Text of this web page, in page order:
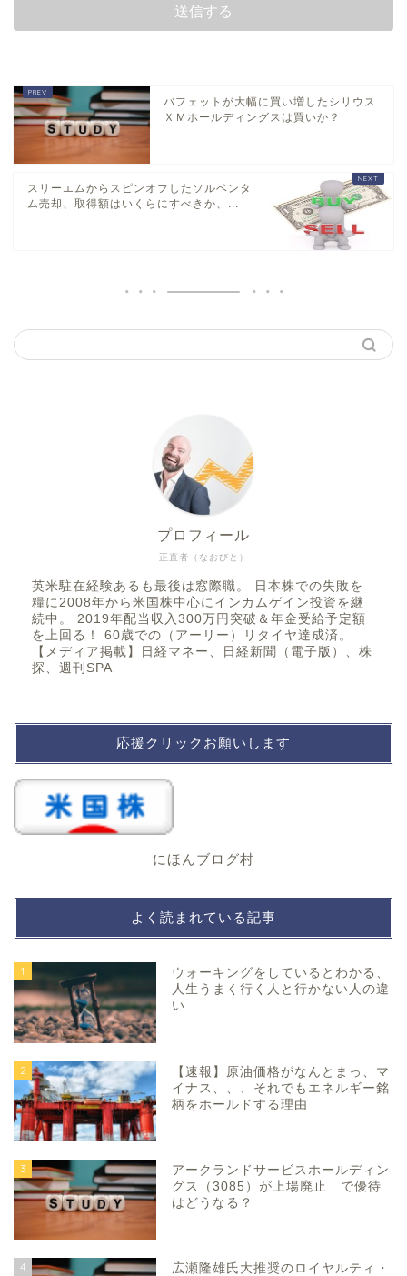
バフェットが大幅に買い増したシリウス
ＸＭホールディングスは買いか？
スリーエムからスピンオフしたソルベンタ
ム売却、取得額はいくらにすべきか、...
正直者（なおびと）
プロフィール
英米駐在経験あるも最後は窓際職。 日本株での失敗を
糧に2008年から米国株中心にインカムゲイン投資を継
続中。 2019年配当収入300万円突破＆年金受給予定額
を上回る！ 60歳での（アーリー）リタイヤ達成済。
【メディア掲載】日経マネー、日経新聞（電子版）、株
探、週刊SPA
応援クリックお願いします
にほんブログ村
よく読まれている記事
1
ウォーキングをしているとわかる、
人生うまく行く人と行かない人の違
い
2
【速報】原油価格がなんとまっ、マ
イナス、、、それでもエネルギー銘
柄をホールドする理由
3
アークランドサービスホールディン
グス（3085）が上場廃止 で優待
はどうなる？
4
広瀬隆雄氏大推奨のロイヤルティ・